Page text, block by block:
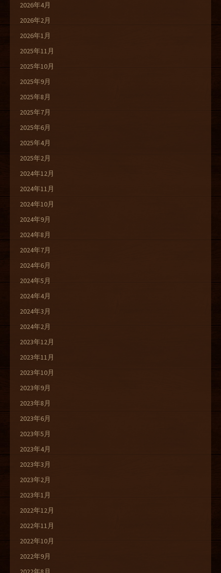
2026年4月
2026年2月
2026年1月
2025年11月
2025年10月
2025年9月
2025年8月
2025年7月
2025年6月
2025年4月
2025年2月
2024年12月
2024年11月
2024年10月
2024年9月
2024年8月
2024年7月
2024年6月
2024年5月
2024年4月
2024年3月
2024年2月
2023年12月
2023年11月
2023年10月
2023年9月
2023年8月
2023年6月
2023年5月
2023年4月
2023年3月
2023年2月
2023年1月
2022年12月
2022年11月
2022年10月
2022年9月